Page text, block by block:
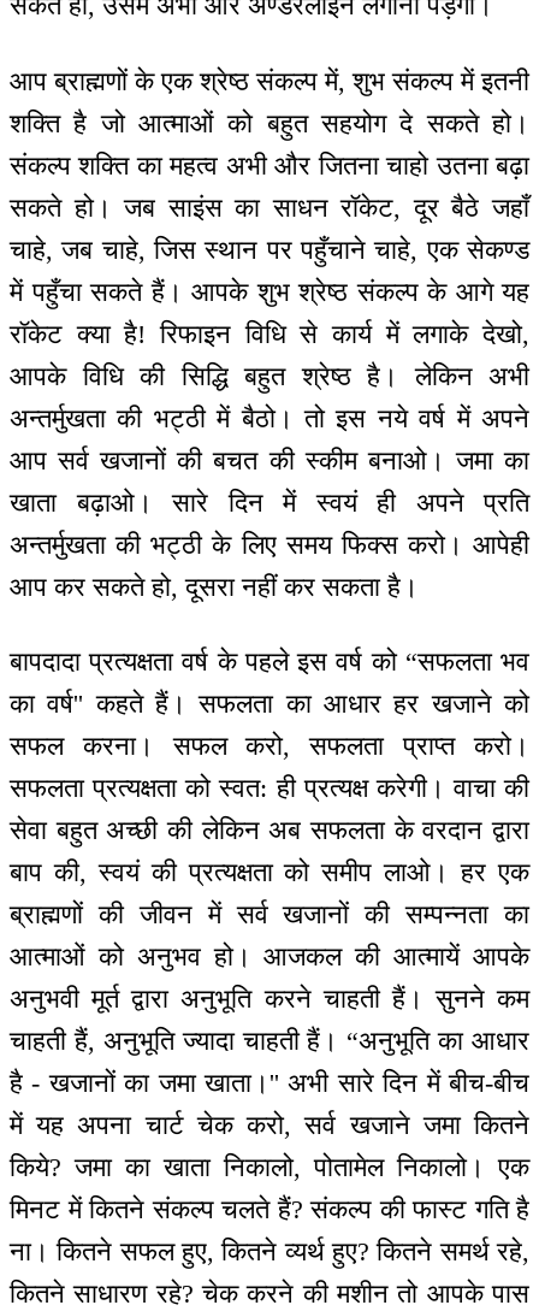
आप ब्राह्मणों के एक श्रेष्ठ संकल्प में, शुभ संकल्प में इतनी
शक्ति है जो आत्माओं को बहुत सहयोग दे सकते हो।
संकल्प शक्ति का महत्व अभी और जितना चाहो उतना बढ़ा
सकते हो। जब साइंस का साधन रॉकेट, दूर बैठे जहाँ
चाहे, जब चाहे, जिस स्थान पर पहुँचाने चाहे, एक सेकण्ड
में पहुँचा सकते हैं। आपके शुभ श्रेष्ठ संकल्प के आगे यह
रॉकेट क्या है! रिफाइन विधि से कार्य में लगाके देखो,
आपके विधि की सिद्धि बहुत श्रेष्ठ है। लेकिन अभी
अन्तर्मुखता की भट्ठी में बैठो। तो इस नये वर्ष में अपने
आप सर्व खजानों की बचत की स्कीम बनाओ। जमा का
खाता बढ़ाओ। सारे दिन में स्वयं ही अपने प्रति
अन्तर्मुखता की भट्ठी के लिए समय फिक्स करो। आपेही
आप कर सकते हो, दूसरा नहीं कर सकता है।
बापदादा प्रत्यक्षता वर्ष के पहले इस वर्ष को “सफलता भव
का वर्ष'' कहते हैं। सफलता का आधार हर खजाने को
सफल करना। सफल करो, सफलता प्राप्त करो।
सफलता प्रत्यक्षता को स्वत: ही प्रत्यक्ष करेगी। वाचा की
सेवा बहुत अच्छी की लेकिन अब सफलता के वरदान द्वारा
बाप की, स्वयं की प्रत्यक्षता को समीप लाओ। हर एक
ब्राह्मणों की जीवन में सर्व खजानों की सम्पन्नता का
आत्माओं को अनुभव हो। आजकल की आत्मायें आपके
अनुभवी मूर्त द्वारा अनुभूति करने चाहती हैं। सुनने कम
चाहती हैं, अनुभूति ज्यादा चाहती हैं। “अनुभूति का आधार
है - खजानों का जमा खाता।'' अभी सारे दिन में बीच-बीच
में यह अपना चार्ट चेक करो, सर्व खजाने जमा कितने
किये? जमा का खाता निकालो, पोतामेल निकालो। एक
मिनट में कितने संकल्प चलते हैं? संकल्प की फास्ट गति है
ना। कितने सफल हुए, कितने व्यर्थ हुए? कितने समर्थ रहे,
कितने साधारण रहे? चेक करने की मशीन तो आपके पास